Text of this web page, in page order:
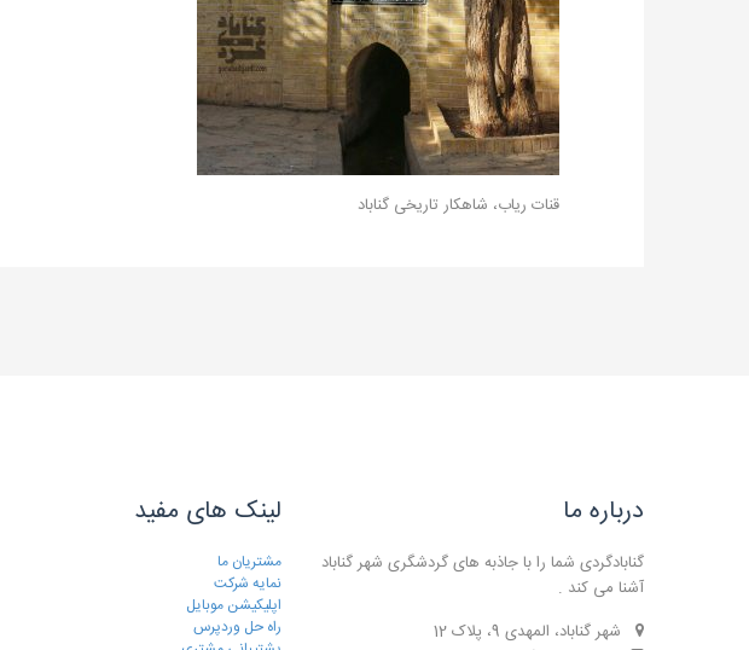
قنات ریاب، شاهکار تاریخی گناباد
درباره ما
گنابادگردی شما را با جاذبه های گردشگری شهر گناباد
آشنا می کند .
شهر گناباد، المهدی 9، پلاک 12
لینک های مفید
مشتریان ما
نمایه شرکت
اپلیکیشن موبایل
راه حل وردپرس